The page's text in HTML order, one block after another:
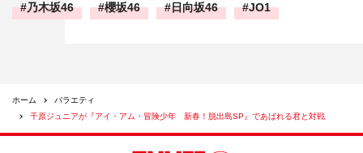
乃木坂46 櫻坂46 日向坂46 JO1
ホーム
バラエティ
千原ジュニアが『アイ・アム・冒険少年 新春！脱出島SP』であばれる君と対戦